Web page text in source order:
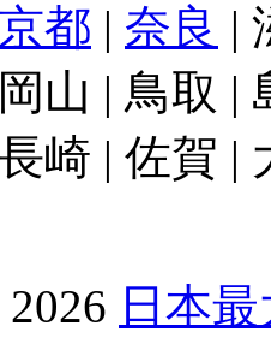
京都 | 奈良 |
山 | 鳥取 |
崎 | 佐賀 |
日本